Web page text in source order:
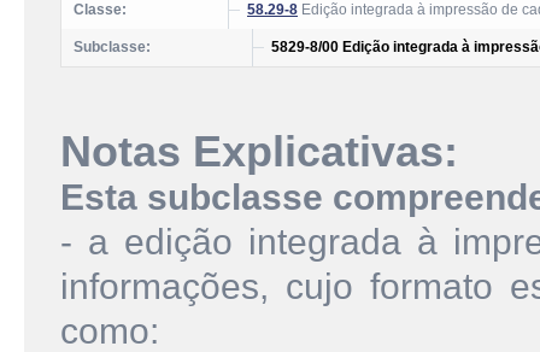
Classe: 58.29-8 Edição integrada à impressão de
Subclasse: 5829-8/00 Edição integrada à
Notas Explicativas:
Esta subclasse
- a edição integrada à
informações, cujo formato
como: